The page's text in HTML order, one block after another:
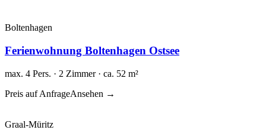
Boltenhagen
Ferienwohnung Boltenhagen Ostsee
max. 4 Pers. · 2 Zimmer · ca. 52 m²
Preis auf AnfrageAnsehen →
Graal-Müritz